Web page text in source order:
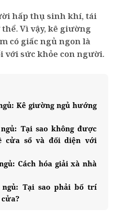
hấp thụ sinh khí, tái
Vì vậy, kê giường
có giấc ngủ ngon là
với sức khỏe con người.
Kê giường ngủ hướng
Tại sao không được
cửa sổ và đối diện với
Cách hóa giải xà nhà
ngủ: Tại sao phải bố trí